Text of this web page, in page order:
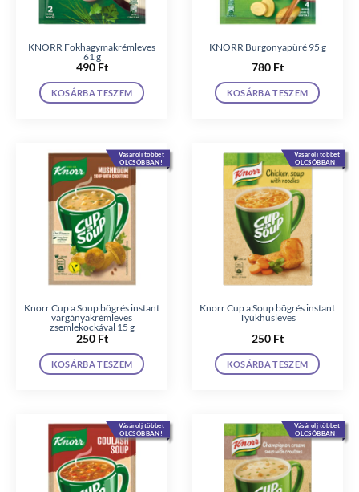
KNORR Fokhagymakrémleves
61 g
490 Ft
KOSÁRBA TESZEM
KNORR Burgonyapüré 95 g
780 Ft
KOSÁRBA TESZEM
Vásárolj többet
OLCSÓBBAN!
Knorr Cup a Soup bögrés instant
vargányakrémleves
zsemlekockával 15 g
250 Ft
KOSÁRBA TESZEM
Vásárolj többet
OLCSÓBBAN!
Knorr Cup a Soup bögrés instant
Tyúkhúsleves
250 Ft
KOSÁRBA TESZEM
Vásárolj többet
OLCSÓBBAN!
Vásárolj többet
OLCSÓBBAN!